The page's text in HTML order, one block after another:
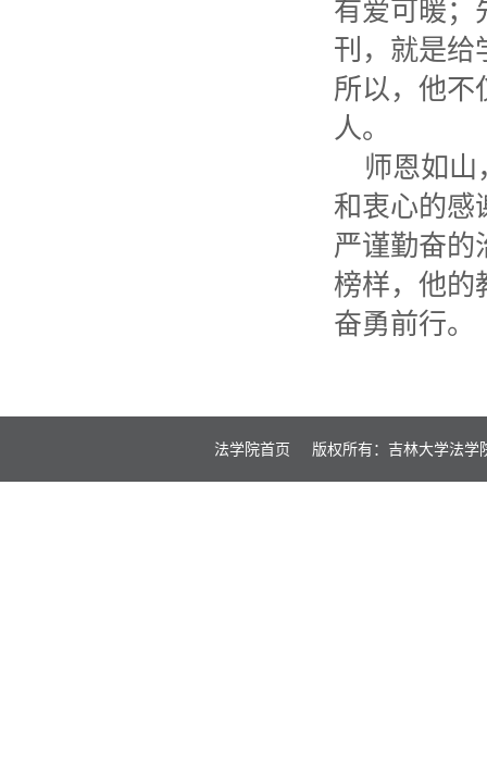
有爱可暖；
刊，就是
所以，他不
人。
师恩如
和衷心的感
严谨勤奋的
榜样，他的
奋勇前行。
法学院首页 版权所有：吉林大学法学